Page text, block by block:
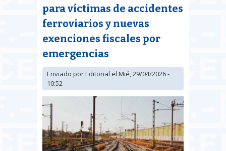
para víctimas de accidentes
ferroviarios y nuevas
exenciones fiscales por
emergencias
Enviado porEditorial el Mié, 29/04/2026 -
10:52